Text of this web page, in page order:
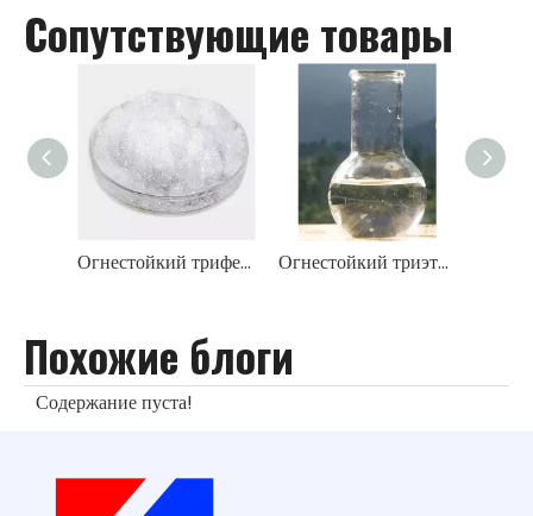
Сопутствующие товары
Огнестойкий трифенилфосфат TPP Огнестойкий триэтилфосфат ТЭП
Похожие блоги
Содержание пуста!